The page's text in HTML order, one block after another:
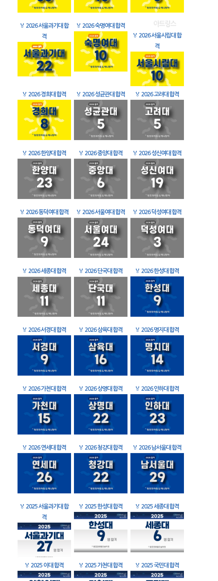
🏅 2026 서울과기대 합
격
🏅 2026 숙명여대 합격
🏅 2026 서울시립대 합
격
🏅 2026 경희대 합격 🏅 2026 성균관대 합격 🏅 2026 고려대 합격
🏅 2026 한양대 합격 🏅 2026 중앙대 합격 🏅 2026 성신여대 합격
🏅 2026 동덕여대 합격 🏅 2026 서울여대 합격 🏅 2026 덕성여대 합격
🏅 2026 세종대 합격 🏅 2026 단국대 합격 🏅 2026 한성대 합격
🏅 2026 서경대 합격 🏅 2026 삼육대 합격 🏅 2026 명지대 합격
🏅 2026 가천대 합격 🏅 2026 상명대 합격 🏅 2026 인하대 합격
🏅 2026 연세대 합격 🏅 2026 청강대 합격 🏅 2026 남서울대 합격
🏅 2025 서울과기대 합
격
🏅 2025 한성대 합격 🏅 2025 세종대 합격
🏅 2025 이대 합격 🏅 2025 가천대 합격 🏅 2025 국민대 합격